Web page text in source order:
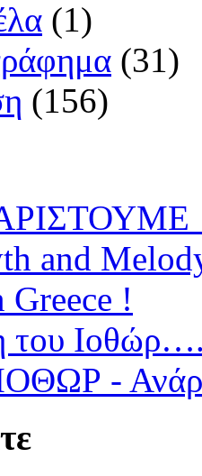
(1)
(31)
(156)
and
!
του
-